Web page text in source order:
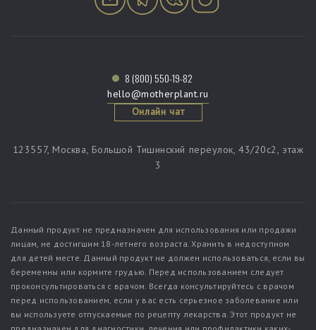
8 (800) 550-19-82
hello@motherplant.ru
Онлайн чат
123557, Москва, Большой Тишинский переулок, 43/20c2, этаж
3
Данный продукт не предназначен для использования или продажи
лицам, не достигшим 18-летнего возраста. Хранить в недоступном
для детей месте. Данный продукт не должен использоваться, если вы
беременны или кормите грудью. Перед использованием следует
проконсультироваться с врачом. Всегда консультируйтесь с врачом
перед использованием, если у вас есть серьезное заболевание или
вы используете отпускаемые по рецепту лекарства. Этот продукт не